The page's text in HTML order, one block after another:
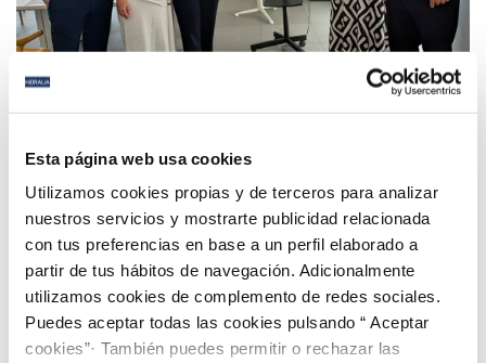
Esta página web usa cookies
Utilizamos cookies propias y de terceros para analizar
nuestros servicios y mostrarte publicidad relacionada
con tus preferencias en base a un perfil elaborado a
partir de tus hábitos de navegación. Adicionalmente
utilizamos cookies de complemento de redes sociales.
Puedes aceptar todas las cookies pulsando “ Aceptar
cookies”· También puedes permitir o rechazar las
Hidralia y A Toda Vela desarrollan unas ‘Jornadas
Página 1 de 112
Anterior Siguiente